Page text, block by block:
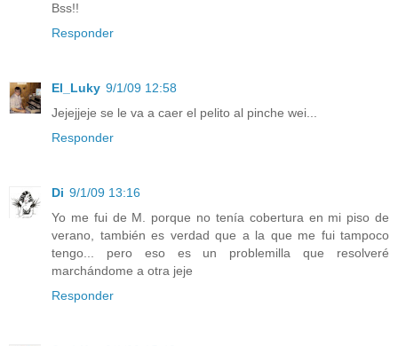
Bss!!
Responder
El_Luky 9/1/09 12:58
Jejejjeje se le va a caer el pelito al pinche wei...
Responder
Di 9/1/09 13:16
Yo me fui de M. porque no tenía cobertura en mi piso de
verano, también es verdad que a la que me fui tampoco
tengo... pero eso es un problemilla que resolveré
marchándome a otra jeje
Responder